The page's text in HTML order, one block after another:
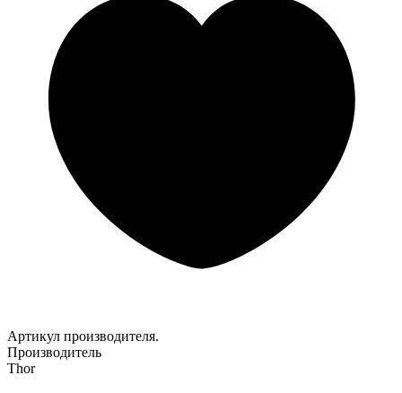
Артикул производителя.
Производитель
Thor